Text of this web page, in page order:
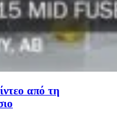
από τη